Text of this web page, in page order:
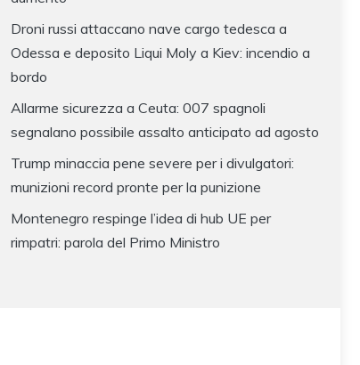
Droni russi attaccano nave cargo tedesca a
Odessa e deposito Liqui Moly a Kiev: incendio a
bordo
Allarme sicurezza a Ceuta: 007 spagnoli
segnalano possibile assalto anticipato ad agosto
Trump minaccia pene severe per i divulgatori:
munizioni record pronte per la punizione
Montenegro respinge l’idea di hub UE per
rimpatri: parola del Primo Ministro